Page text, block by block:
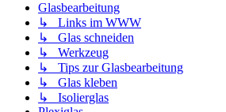
Glasbearbeitung
↳ Links im WWW
↳ Glas schneiden
↳ Werkzeug
↳ Tips zur Glasbearbeitung
↳ Glas kleben
↳ Isolierglas